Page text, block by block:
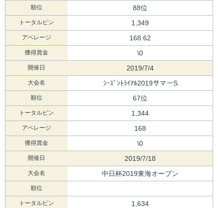
順位 88位
トータルピン 1,349
アベレージ 168.62
獲得賞金 \0
開催日 2019/7/4
大会名 ｼｰｽﾞﾝﾄﾗｲｱﾙ2019サマーS
順位 67位
トータルピン 1,344
アベレージ 168
獲得賞金 \0
開催日 2019/7/18
大会名 中日杯2019東海オープン
順位
トータルピン 1,634